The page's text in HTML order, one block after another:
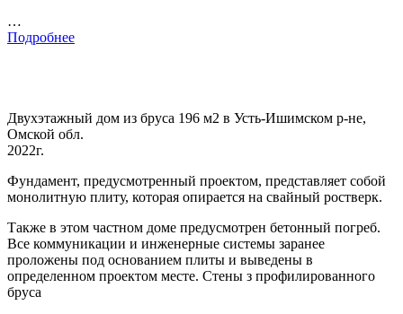
…
Подробнее
Двухэтажный дом из бруса 196 м2 в Усть-Ишимском р-не,
Омской обл.
2022г.
Фундамент, предусмотренный проектом, представляет собой
монолитную плиту, которая опирается на свайный ростверк.
Также в этом частном доме предусмотрен бетонный погреб.
Все коммуникации и инженерные системы заранее
проложены под основанием плиты и выведены в
определенном проектом месте. Стены з профилированного
бруса